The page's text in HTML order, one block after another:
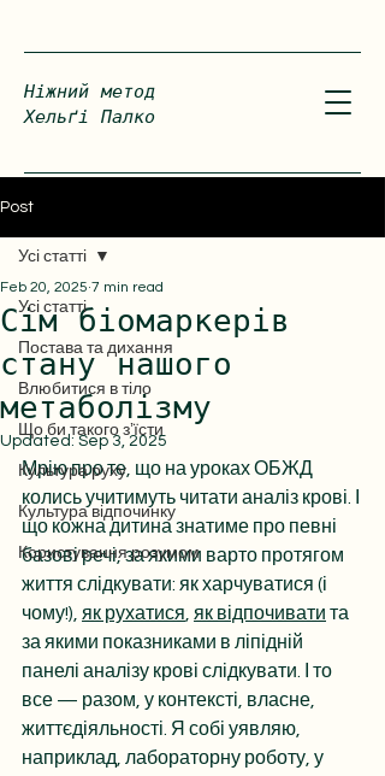
Ніжний метод
Хельґі Палко
Post
Усі статті
Постава та дихання
Влюбитися в тіло
Що би такого зʼїсти
Культура руху
Культура відпочинку
Користування розумом
Усі статті
Сім біомаркерів
стану нашого
метаболізму
Feb 20, 2025 7 min read
Updated: Sep 3, 2025
Мрію про те, що на уроках ОБЖД
колись учитимуть читати аналіз крові. І
що кожна дитина знатиме про певні
базові речі, за якими варто протягом
життя слідкувати: як харчуватися (і
чому!), як рухатися як відпочивати та
за якими показниками в ліпідній
панелі аналізу крові слідкувати. І то
все — разом, у контексті, власне,
життєдіяльності. Я собі уявляю,
наприклад, лабораторну роботу, у